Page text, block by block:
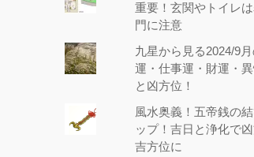
重要！玄関やトイレ
門に注意
九星から見る2024/9
運・仕事運・財運・
と凶方位！
風水奥義！五帝銭の
ップ！吉日と浄化で
吉方位に